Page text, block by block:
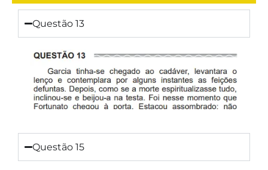
Questão 13
Questão 15